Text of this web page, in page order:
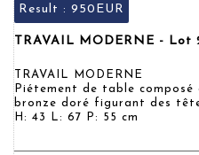
Result : 950EUR
TRAVAIL MODERNE - Lot
TRAVAIL MODERNE
Piétement de table composé
bronze doré figurant des
H: 43 L: 67 P: 55 cm